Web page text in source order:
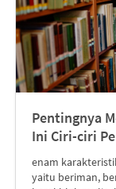
Pentingnya
Ini Ciri-ciri
enam
yaitu beriman,